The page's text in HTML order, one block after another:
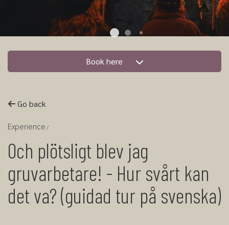
Book here
Go back
Experience
Och plötsligt blev jag
gruvarbetare! - Hur svårt kan
det va? (guidad tur på svenska)